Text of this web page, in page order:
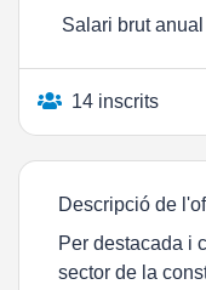
Salari brut
14 inscrits
Descripció de
Per destacada i
sector de la